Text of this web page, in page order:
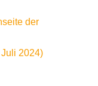
der
2024)